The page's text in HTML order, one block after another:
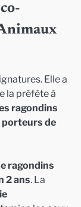
Elle a
la préfète à
ragondins
porteurs de
ragondins
2 ans. La